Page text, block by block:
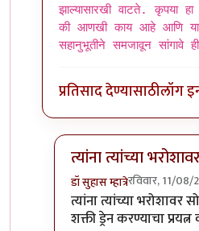
झाल्यासारखी वाटते. कृपया
की आणखी काय आहे आणि
सहानुभूतीने समजावून सांगावे
प्रतिसाद देण्यासाठीलॉग
त्यांना त्यांच्या
डॉ सुहास म्हात्रेरविवार, 11/
In reply toएकदा
त्यांना त्यांच्या भरोशावर
शक्ती ड्रेन करण्याचा